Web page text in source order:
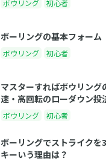
ボウリング 初心者
ボーリングの基本フォーム
ボウリング 初心者
マスターすればボウリング
速・高回転のローダウン投
ボウリング 初心者
ボーリングでストライクを
キーいう理由は？